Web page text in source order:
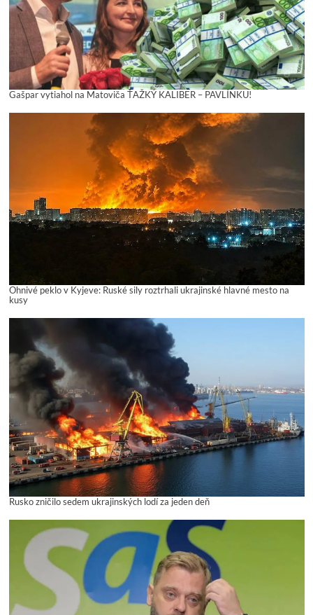
Gašpar vytiahol na Matoviča ŤAŽKÝ KALIBER – PAVLÍNKU!
Ohnivé peklo v Kyjeve: Ruské sily roztrhali ukrajinské hlavné mesto na
kusy
Rusko zničilo sedem ukrajinských lodí za jeden deň